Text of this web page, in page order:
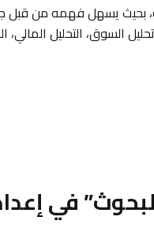
يسهل فهمه من قبل
التحليل المالي،
في